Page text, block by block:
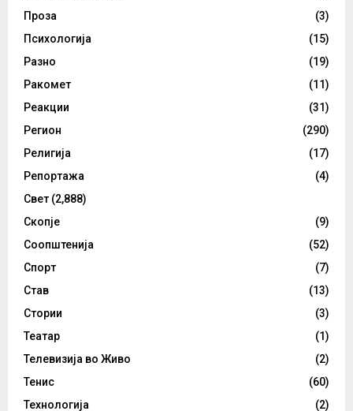
Проза
(3)
Психологија
(15)
Разно
(19)
Ракомет
(11)
Реакции
(31)
Регион
(290)
Религија
(17)
Репортажа
(4)
Свет (2,888)
Скопје
(9)
Соопштенија
(52)
Спорт
(7)
Став
(13)
Стории
(3)
Театар
(1)
Телевизија во Живо
(2)
Тенис
(60)
Технологија
(2)